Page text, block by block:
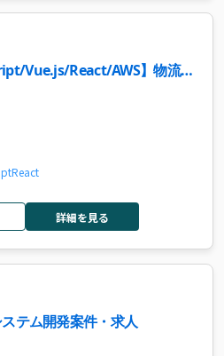
Vue.js/React/AWS】物流業
React
詳細を見る
テム開発案件・求人